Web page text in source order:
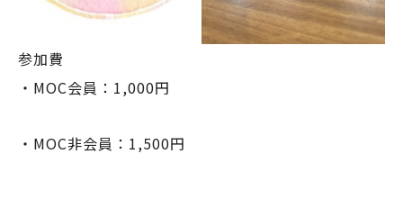
参加費
・MOC会員：1,000円
・MOC非会員：1,500円